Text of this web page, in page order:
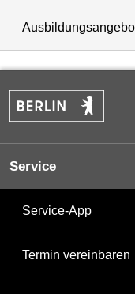
Service
Service-App
Termin vereinbaren